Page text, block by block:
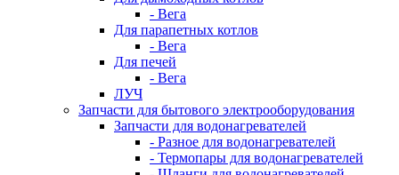
- Вега
Для парапетных котлов
- Вега
Для печей
- Вега
ЛУЧ
Запчасти для бытового электрооборудования
Запчасти для водонагревателей
- Разное для водонагревателей
- Термопары для водонагревателей